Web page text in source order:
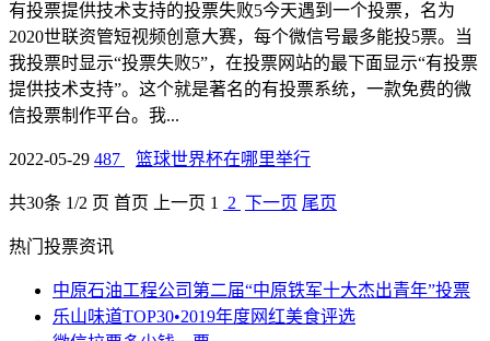
有投票提供技术支持的投票失败5今天遇到一个投票，名为
2020世联资管短视频创意大赛，每个微信号最多能投5票。当
我投票时显示“投票失败5”，在投票网站的最下面显示“有投票
提供技术支持”。这个就是著名的有投票系统，一款免费的微
信投票制作平台。我...
2022-05-29 487 篮球世界杯在哪里举行
共30条 1/2 页 首页 上一页 1 2 下一页 尾页
热门投票资讯
中原石油工程公司第二届“中原铁军十大杰出青年”投票
乐山味道TOP30•2019年度网红美食评选